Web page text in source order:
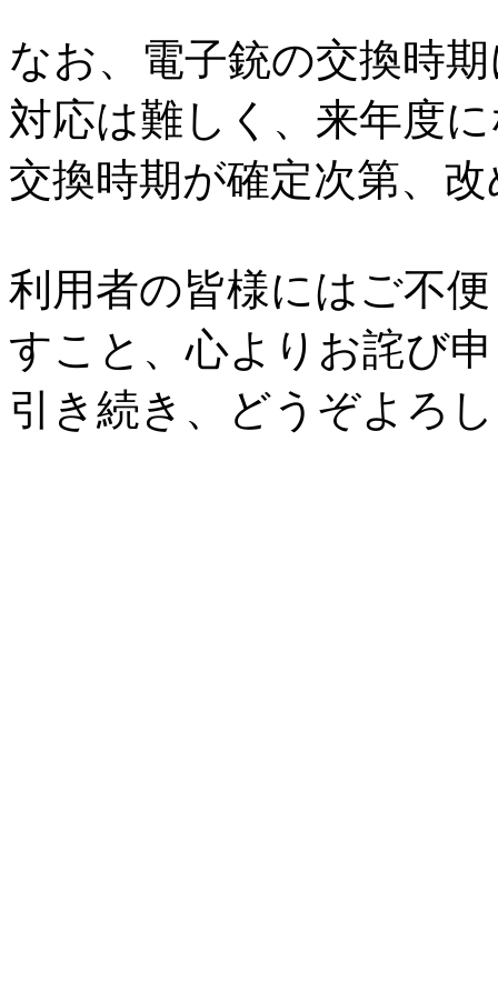
なお、電子銃の交換時
対応は難しく、来年度
交換時期が確定次第、
利用者の皆様にはご不
すこと、心よりお詫び
引き続き、どうぞよろ